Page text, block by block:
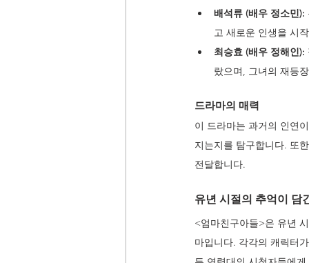
배석류 (배우 정소민):
고 새로운 인생을 시
최승효 (배우 정해인):
랐으며, 그녀의 재등
드라마의 매력
이 드라마는 과거의 인연
지는지를 탐구합니다. 또
전달합니다.
유년 시절의 추억이 담
<엄마친구아들>은 유년
마입니다. 각각의 캐릭터